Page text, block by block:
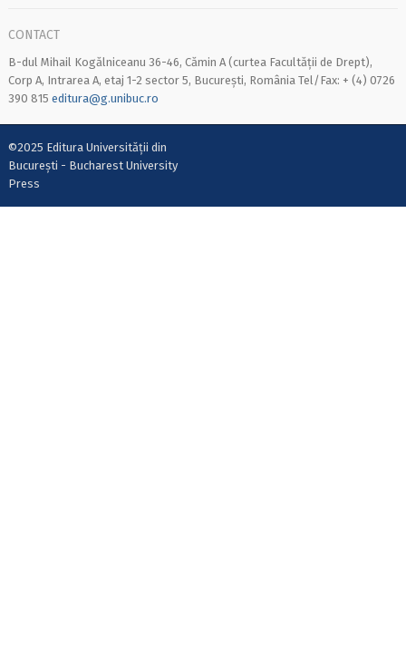
CONTACT
B-dul Mihail Kogălniceanu 36-46, Cămin A (curtea Facultății de Drept),
Corp A, Intrarea A, etaj 1-2 sector 5, București, România Tel/Fax: + (4) 0726
390 815 editura@g.unibuc.ro
©2025 Editura Universității din
București - Bucharest University
Press